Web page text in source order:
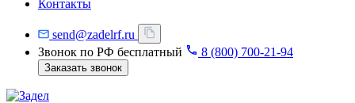
Контакты
send@zadelrf.ru
Звонок по РФ бесплатный
8 (800) 700-21-94
Заказать звонок